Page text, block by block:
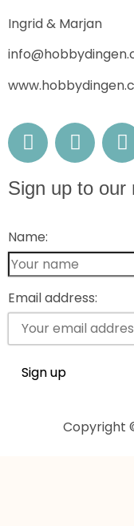
Ingrid & Marjan
Sign up to our
Name:
Email address:
Copyright